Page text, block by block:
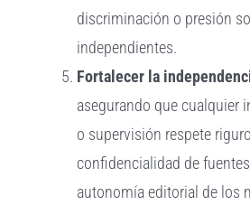
discriminación o presión
independientes.
Fortalecer la
asegurando que cualquier
o supervisión respete
confidencialidad de
autonomía editorial de los